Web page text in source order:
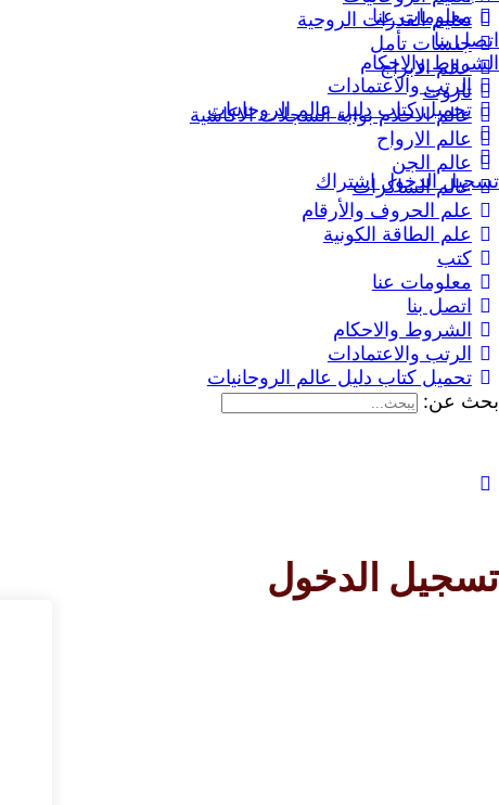
معلومات عنا
اتصل بنا
الشروط والاحكام
الرتب والاعتمادات
تحميل كتاب دليل عالم الروحانيات
تسجيل الدخول اشتراك
تعليم القدرات الروحية
جلسات تأمل
عالم الابراج
تاروت
عالم الاحلام بوابة السجلات الاكاشية
عالم الارواح
عالم الجن
عالم الشاكرات
علم الحروف والأرقام
علم الطاقة الكونية
كتب
معلومات عنا
اتصل بنا
الشروط والاحكام
الرتب والاعتمادات
تحميل كتاب دليل عالم الروحانيات
بحث عن:
تسجيل الدخول